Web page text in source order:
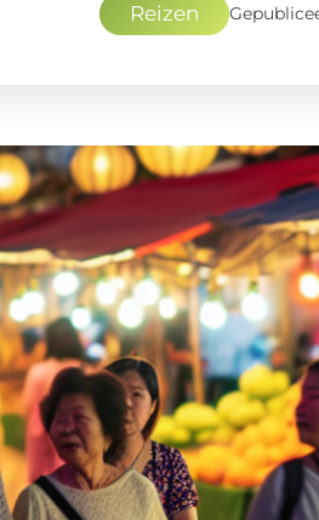
Reizen